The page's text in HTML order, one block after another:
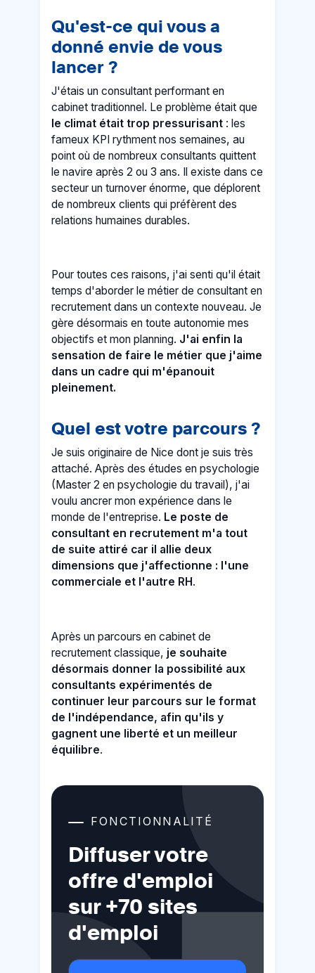
Qu'est-ce qui vous a
donné envie de vous
lancer ?
J'étais un consultant performant en
cabinet traditionnel. Le problème était que
le climat était trop pressurisant : les
fameux KPI rythment nos semaines, au
point où de nombreux consultants quittent
le navire après 2 ou 3 ans. Il existe dans ce
secteur un turnover énorme, que déplorent
de nombreux clients qui préfèrent des
relations humaines durables.
Pour toutes ces raisons, j'ai senti qu'il était
temps d'aborder le métier de consultant en
recrutement dans un contexte nouveau. Je
gère désormais en toute autonomie mes
objectifs et mon planning. J'ai enfin la
sensation de faire le métier que j'aime
dans un cadre qui m'épanouit
pleinement.
Quel est votre parcours ?
Je suis originaire de Nice dont je suis très
attaché. Après des études en psychologie
(Master 2 en psychologie du travail), j'ai
voulu ancrer mon expérience dans le
monde de l'entreprise. Le poste de
consultant en recrutement m'a tout
de suite attiré car il allie deux
dimensions que j'affectionne : l'une
commerciale et l'autre RH .
Après un parcours en cabinet de
recrutement classique, je souhaite
désormais donner la possibilité aux
consultants expérimentés de
continuer leur parcours sur le format
de l'indépendance, afin qu'ils y
gagnent une liberté et un meilleur
équilibre.
FONCTIONNALITÉ
Diffuser votre
offre d'emploi
sur +70 sites
d'emploi